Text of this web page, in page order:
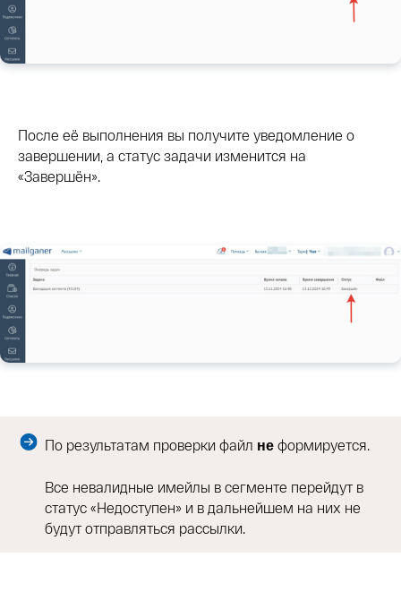
После её выполнения вы получите уведомление о
завершении, а статус задачи изменится на
«Завершён».
По результатам проверки файл не формируется.
Все невалидные имейлы в сегменте перейдут в
статус «Недоступен» и в дальнейшем на них не
будут отправляться рассылки.